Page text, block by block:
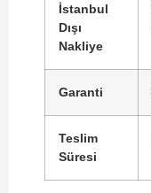
İstanbul
Dışı
Nakliye
Garanti
Teslim
Süresi